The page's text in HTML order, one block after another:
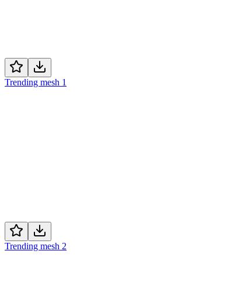
Trending mesh 1
Trending mesh 2